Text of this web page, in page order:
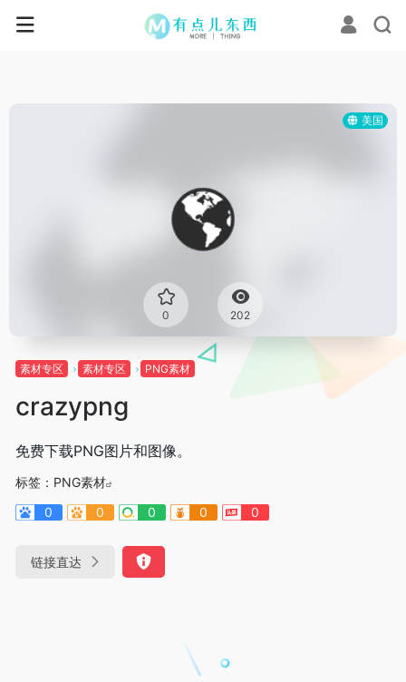
美国
0 202
素材专区 素材专区 PNG素材
crazypng
免费下载PNG图片和图像。
标签： PNG素材
0
0 0 0 0
链接直达